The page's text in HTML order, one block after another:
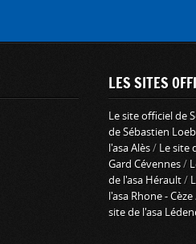
LES SITES
Le site officiel de
de Sébastien Loeb
l'asa Alès/ Le site
Gard Cévennes/
de l'asa Hérault/
l'asa Rhone - Cèze
site de l'asa